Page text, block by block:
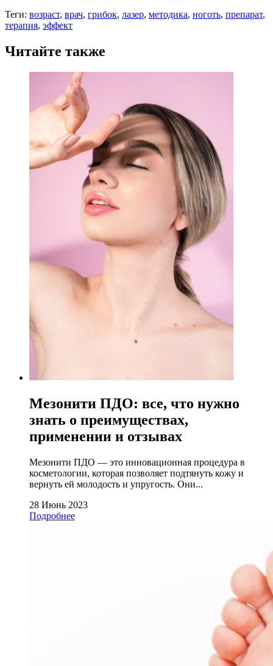
Теги: возраст, врач, грибок, лазер, методика, ноготь, препарат,
терапия, эффект
Читайте также
Мезонити ПДО: все, что нужно
знать о преимуществах,
применении и отзывах
Мезонити ПДО — это инновационная процедура в
косметологии, которая позволяет подтянуть кожу и
вернуть ей молодость и упругость. Они...
28 Июнь 2023
Подробнее